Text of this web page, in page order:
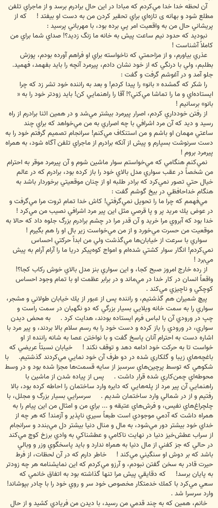
آن لحظه خدا خدا مي‌كردم كه مبادا در اين حال برادرم برسد و از ماجراي تلفن
مطلع شود و بهانه ی تازه‌اي براي تحقير كردن من به دست او بيفتد ! كه از
پريشاني حال من به واقعيت امر پي برده بود، با مهرباني پرسيد :
نبوديد كه حدود نيم ساعت پيش به خانه ما زنگ زديد؟! صداي شما براي من
كاملاً آشناست !
عذري بياورم، و از مزاحمتي كه ناخواسته براي او فراهم آورده بودم، پوزش
بطلبم، ولي با درنگي كه از خود نشان دادم، پيرمرد آنچه را بايد بفهمد، فهميد.
جلو آمد و در آغوشم گرفت و گفت :
را شكر كه گمشده « بانو» را پيدا كردم! و بعد به راننده خود تشر زد كه چرا
ايستاده‌اي و ما را تماشا مي‌كني؟! آقا را راهنمايي كن! بايد زودتر خود را به «
بانو» برسانيم !
از رفتن خودداري كردم، اصرار پيرمرد بيشتر مي‌شد و در همين اثنا برادرم از راه
رسيد و ديد كه آن مرد اشرافي با چه اصراري به من مي‌خواهد كه براي چند
ساعتي مهمان او باشم و من استنكاف مي‌كنم! سرانجام تصميم گرفتم خود را به
دست سرنوشت بسپارم و پيش از آنكه برادرم از ماجراي تلفن آگاه شود، به همراه
پيرمرد بروم !
نمي‌كنم هنگامي كه مي‌خواستم سوار ماشين شوم و آن پيرمرد موقر به احترام
من شخصاً در عقب سواري مدل بالاي خود را باز كرده بود، برادرم كه در عالم
خيال حتي تصور نمي‌كرد كه برادر طلبه او از چنان موقعيتي برخوردار باشد به
هنگام خداحافظي در بيخ گوشم گفت :
مي‌فهمم كه چرا ما را تحويل نمي‌گرفتي! كاش خدا تمام ثروت مرا مي‌گرفت و
در عوض يك مريد پر و پا قرصي مثل اين پير مرد اشرافي نصيب من مي‌كرد !
خدا بود كه آبروي مرا خريد و آن قدر مرا در چشم برادرم بزرگ جلوه داد كه حالا به
موقعيت من حسرت مي‌خورد و از من مي‌خواست زير بال او را هم بگيرم !
سواري با سرعت از خيابان‌ها مي‌گذشت ولي من ابداً حركتي احساس
نمي‌كردم! انگار سوار كشتي شده‌ام و امواج كوه‌پيكر دريا ما را آرام آرام به پيش
مي‌برد !
از رده خارج امروز صبح كجا، و اين سواري بنز مدل بالاي خوش ركاب كجا؟!
واقعاً انسان در كار خدا در مي‌ماند و در برابر عظمت او با تمام وجود احساس
كوچكي و ناچيزي مي‌كند .
پيچ شميران هم گذشتيم، و راننده پس از عبور از يك خيابان طولاني و مشجر،
سواري را به سمت خانه ويلايي بسيار بزرگي كه دو نگهبان در سمت راست و
چپ در ورودي آن با لباس فرم ايستاده بودند، هدايت كرد . به محض ديدن
سواري، در ورودي را باز كرده و دست خود را به رسم سلام بالا بردند، و پير مرد با
اشاره دست به احترام آنان پاسخ گفت و با نواختن عصا به شانه راننده از او
خواست تا به حركت خود ادامه دهد و توقف نكند ! خيابان نسبتاً عريضي كه
باغچه‌هاي زيبا و گلكاري شده در دو طرف آن خود نمايي مي‌كردند گذشتيم. با
شكوهي كه توسط پرچين‌هاي سرسبز از سايه قسمت‌ها مجزا شده بود و در وسط
محوطه‌اي چمن‌كاري شده قرار داشت . پس از پياده شدن از ماشين با
راهنمايي آن پير مرد از پله‌هايي كه دايره وارد ساختمان را احاطه كرده بود، بالا
رفتيم و از در شمالي وارد ساختمان شديم . سرسرايي بسيار بزرگ و مجلل، با
چلچراغ‌هاي نفيس، و فرش‌هاي عتيقه و ... براي من و امثال من اين پيام را به
همراه داشت كه آدمي موجودي است طبعاً سيري ناپذير و آزمند! كه هر چه از
خداي خود بيشتر دور مي‌شود، به مال و منال دنيا بيشتر دل مي‌بندد و سرانجام
از سراب عطش‌خيز دنيا در نهايت ناكامي و عطشناكي به وادي برزخ كوچ مي‌كند
در حالي كه جز كفني از مال دنيا به همراه ندارد و بايد پاسخگوي وزر و وبالي
باشد كه بر دوش او سنگيني مي‌كند ! خاطر دارم كه در آن لحظات، از فرط
حيرت قادر به سخن گفتن نبودم، و آرزو مي‌كردم كه اين نمايشنامه هر چه زودتر
به پايان برسد! كه دقايقي پيش مرا تنها گذاشته بود به اتفاق خانمي كه
سعي مي‌كرد با كمك خدمتكار مخصوص خود سر و روي خود را با چادر بپوشاند!
وارد سرسرا شد .
خانم، همين كه به چند قدمي من رسيد، با ديدن من فريادي كشيد و از حال